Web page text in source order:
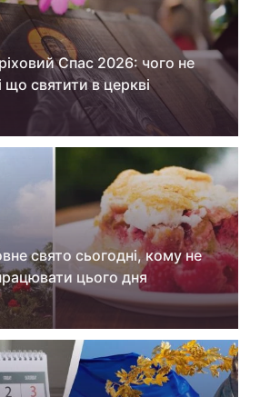
Світ
Наука
Лайт
Інциденти
Туризм
Спас 2026: чого не
святити в церкві
свято сьогодні, кому не
цього дня